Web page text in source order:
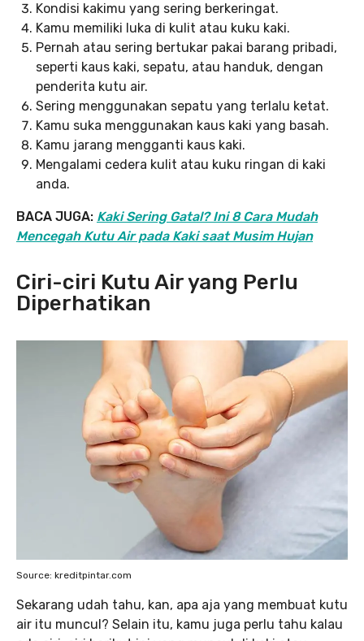
Kondisi kakimu yang sering berkeringat.
Kamu memiliki luka di kulit atau kuku kaki.
Pernah atau sering bertukar pakai barang pribadi,
seperti kaus kaki, sepatu, atau handuk, dengan
penderita kutu air.
Sering menggunakan sepatu yang terlalu ketat.
Kamu suka menggunakan kaus kaki yang basah.
Kamu jarang mengganti kaus kaki.
Mengalami cedera kulit atau kuku ringan di kaki
anda.
BACA JUGA: Kaki Sering Gatal? Ini 8 Cara Mudah
Mencegah Kutu Air pada Kaki saat Musim Hujan
Ciri-ciri Kutu Air yang Perlu
Diperhatikan
Source: kreditpintar.com
Sekarang udah tahu, kan, apa aja yang membuat kutu
air itu muncul? Selain itu, kamu juga perlu tahu kalau